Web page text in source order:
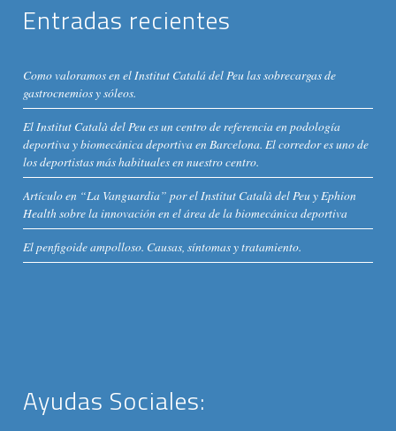
Entradas recientes
Como valoramos en el Institut Catalá del Peu las sobrecargas de
gastrocnemios y sóleos.
El Institut Català del Peu es un centro de referencia en podología
deportiva y biomecánica deportiva en Barcelona. El corredor es uno de
los deportistas más habituales en nuestro centro.
Artículo en “La Vanguardia” por el Institut Català del Peu y Ephion
Health sobre la innovación en el área de la biomecánica deportiva
El penfigoide ampolloso. Causas, síntomas y tratamiento.
Ayudas Sociales: